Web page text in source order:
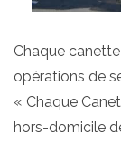
Chaque
opérations de
« Chaque
hors-domicile